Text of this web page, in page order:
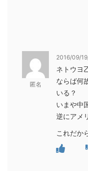
匿名
2016/09/
ネトウヨ
ならば何
いる？
いまや中
逆にアメ
これだか